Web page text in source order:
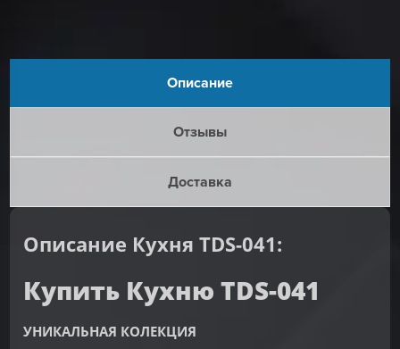
Описание
Отзывы
Доставка
Описание Кухня TDS-041:
Купить Кухню TDS-041
УНИКАЛЬНАЯ КОЛЕКЦИЯ